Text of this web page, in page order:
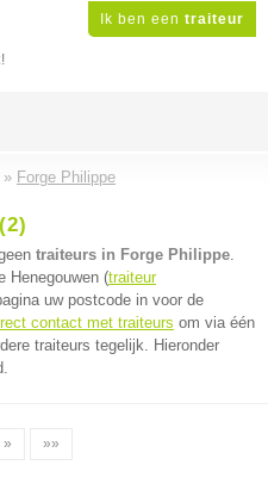
Ik ben een traiteur
» Forge Philippe
traiteurs in Forge Philippe.
Henegouwen (traiteur
uw postcode in voor de
contact met traiteurs om via één
traiteurs tegelijk. Hieronder
» »»